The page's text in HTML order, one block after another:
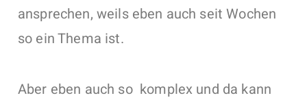
ansprechen, weils eben auch seit Wochen
so ein Thema ist.
Aber eben auch so komplex und da kann